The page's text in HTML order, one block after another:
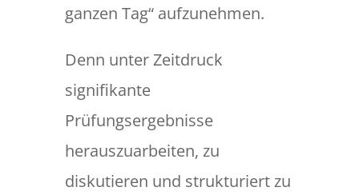
ganzen Tag“ aufzunehmen.
Denn unter Zeitdruck
signifikante
Prüfungsergebnisse
herauszuarbeiten, zu
diskutieren und strukturiert zu